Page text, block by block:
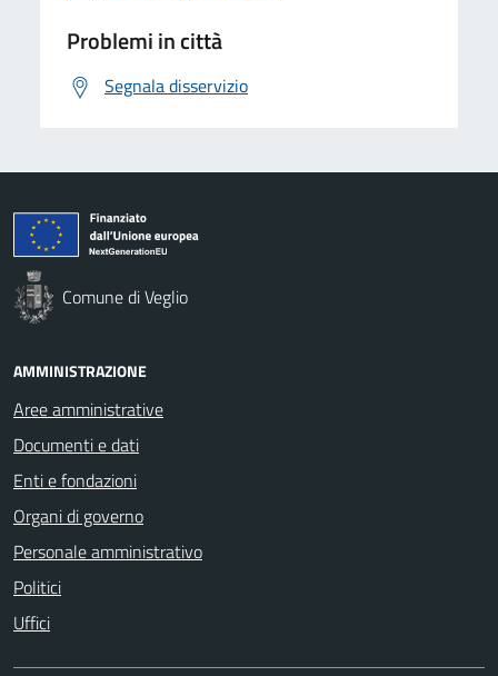
Problemi in città
Segnala disservizio
Comune di Veglio
AMMINISTRAZIONE
Aree amministrative
Documenti e dati
Enti e fondazioni
Organi di governo
Personale amministrativo
Politici
Uffici